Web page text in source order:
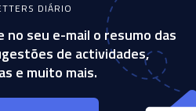
DIÁRIO
seu e-mail o resumo das
de actividades,
e muito mais.